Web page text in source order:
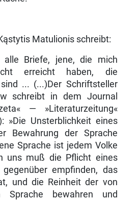
Matulionis schreibt:
alle Briefe, jene, die mich
erreicht haben, die
... (...)Der Schriftsteller
schreibt in dem Journal
— »Literaturzeitung«
»Die Unsterblichkeit eines
Bewahrung der Sprache
Sprache ist jedem Volke
uns muß die Pflicht eines
empfinden, das
und die Reinheit der von
Sprache bewahren und